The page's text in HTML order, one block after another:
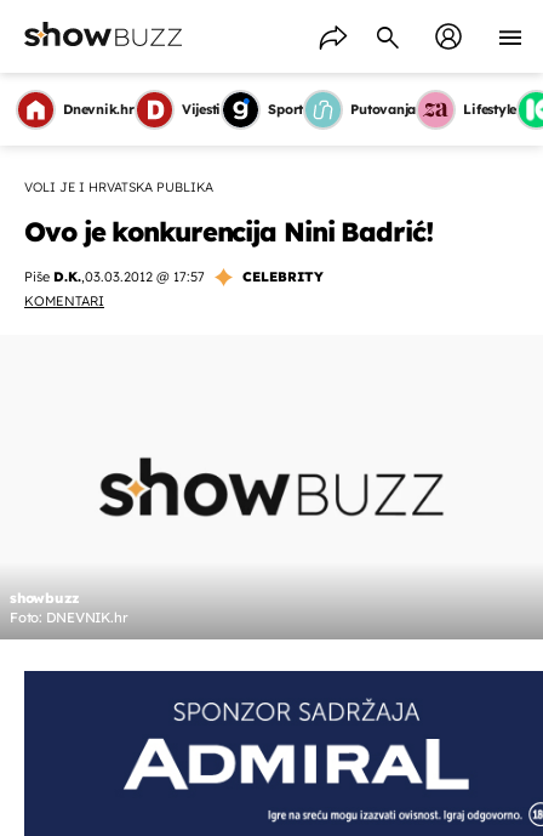
Dnevnik.hr Vijesti Sport Putovanja Lifestyle
VOLI JE I HRVATSKA PUBLIKA
Ovo je konkurencija Nini Badrić!
Piše D.K.,03.03.2012 @ 17:57
CELEBRITY
KOMENTARI
showbuzz
Foto: DNEVNIK.hr
OMOGUĆI OBAVIJESTI